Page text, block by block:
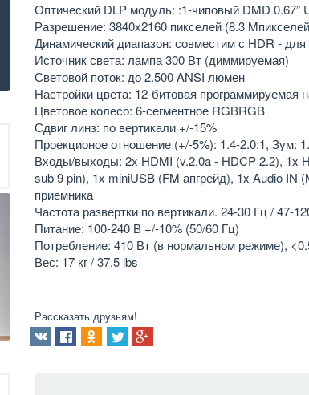
Оптический DLP модуль: :1-чиповый DMD 0.67”
Разрешение: 3840x2160 пикселей (8.3
Динамический диапазон: совместим с HDR -
Источник света: лампа 300 Вт (диммируемая)
Световой поток: до 2.500 ANSI люмен
Настройки цвета: 12-битовая программируемая
Цветовое колесо: 6-сегментное RGBRGB
Сдвиг линз: по вертикали +/-15%
Проекционое отношение (+/-5%): 1.4-2.0:1, Зум:
Входы/выходы: 2x HDMI (v.2.0a - HDCP 2.2), 1x
sub 9 pin), 1x miniUSB (FM апгрейд), 1x Audio
приемника
Частота развертки по вертикали. 24-30 Гц / 47-
Питание: 100-240 В +/-10% (50/60 Гц)
Потребление: 410 Вт (в нормальном режиме),
Вес: 17 кг / 37.5 lbs
Рассказать друзьям!